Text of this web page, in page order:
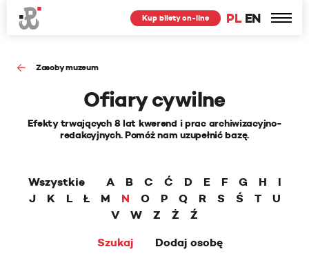
PL EN
Kup bilety on-line
Zasoby muzeum
Ofiary cywilne
Efekty trwających 8 lat kwerend i prac archiwizacyjno-
redakcyjnych. Pomóż nam uzupełnić bazę.
Wszystkie A B C Ć D E F G H
I
J
K L Ł M N O P Q R S Ś T
U
V
W Z Ż
Ź
Szukaj
Dodaj osobę